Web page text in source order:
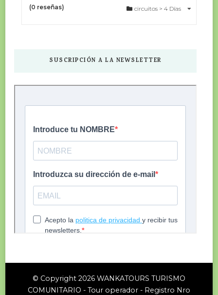
(0 reseñas) circuitos > 4 Días
SUSCRIPCIÓN A LA NEWSLETTER
© Copyright 2026 WANKATOURS TURISMO
COMUNITARIO - Tour operador - Registro Nro